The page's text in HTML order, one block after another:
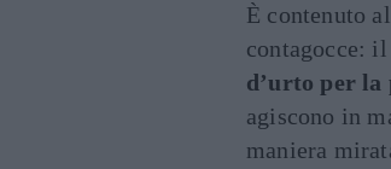
È contenuto
contagocce: il
d’urto per la
agiscono in
maniera